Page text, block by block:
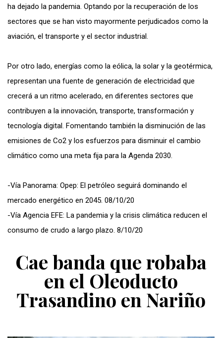
ha dejado la pandemia. Optando por la recuperación de los
sectores que se han visto mayormente perjudicados como la
aviación, el transporte y el sector industrial.
Por otro lado, energías como la eólica, la solar y la geotérmica,
representan una fuente de generación de electricidad que
crecerá a un ritmo acelerado, en diferentes sectores que
contribuyen a la innovación, transporte, transformación y
tecnología digital. Fomentando también la disminución de las
emisiones de Co2 y los esfuerzos para disminuir el cambio
climático como una meta fija para la Agenda 2030.
-Vía Panorama: Opep: El petróleo seguirá dominando el
mercado energético en 2045. 08/10/20
-Vía Agencia EFE: La pandemia y la crisis climática reducen el
consumo de crudo a largo plazo. 8/10/20
Cae banda que robaba
en el Oleoducto
Trasandino en Nariño